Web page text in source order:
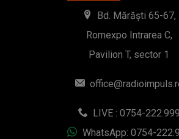
Bd. Mărăști 65-67,
Romexpo Intrarea C,
Pavilion T, sector 1
LIVE : 0754-222.999
WhatsApp: 0754-